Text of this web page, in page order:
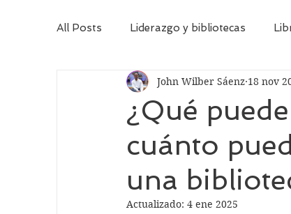
All Posts Liderazgo y bibliotecas
Líder - coach invitado Bibliotecas y
Coaching Educativo Bibliotecarios
¿Qué
cuánto
una
John Wilber Sáenz 18 nov
Actualizado: 4 ene 2025